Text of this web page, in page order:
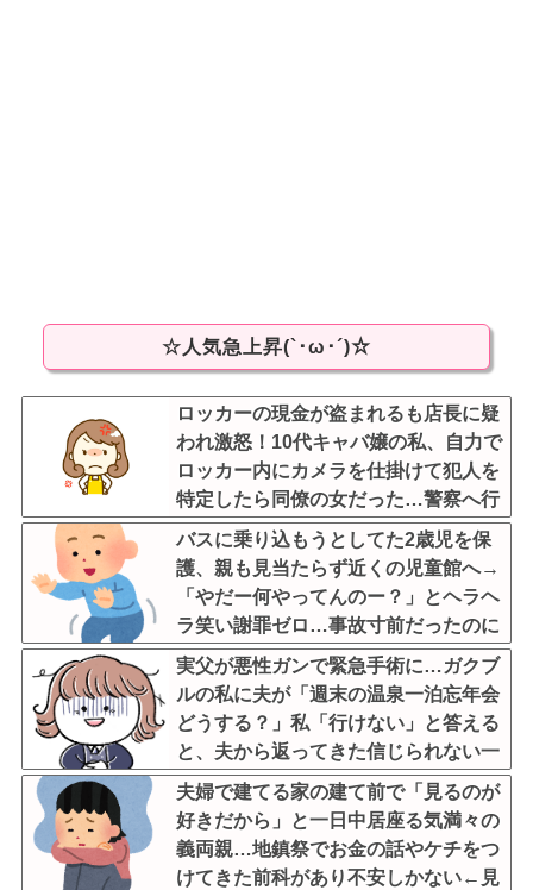
☆人気急上昇(`･ω･´)☆
ロッカーの現金が盗まれるも店長に疑
われ激怒！10代キャバ嬢の私、自力で
ロッカー内にカメラを仕掛けて犯人を
特定したら同僚の女だった…警察へ行
くと言って止められ、加害者に泣かれ
ながら大揉めして・・・
バスに乗り込もうとしてた2歳児を保
護、親も見当たらず近くの児童館へ→
「やだー何やってんのー？」とヘラヘ
ラ笑い謝罪ゼロ…事故寸前だったのに
悪びれない放置親なんなの？
実父が悪性ガンで緊急手術に…ガクブ
ルの私に夫が「週末の温泉一泊忘年会
どうする？」私「行けない」と答える
と、夫から返ってきた信じられない一
言←子どもたちの方が何倍も常識的で
泣ける
夫婦で建てる家の建て前で「見るのが
好きだから」と一日中居座る気満々の
義両親…地鎮祭でお金の話やケチをつ
けてきた前科があり不安しかない←見